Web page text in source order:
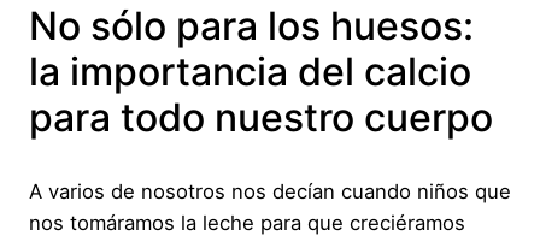
No sólo para los huesos:
la importancia del calcio
para todo nuestro cuerpo
A varios de nosotros nos decían cuando niños que
nos tomáramos la leche para que creciéramos